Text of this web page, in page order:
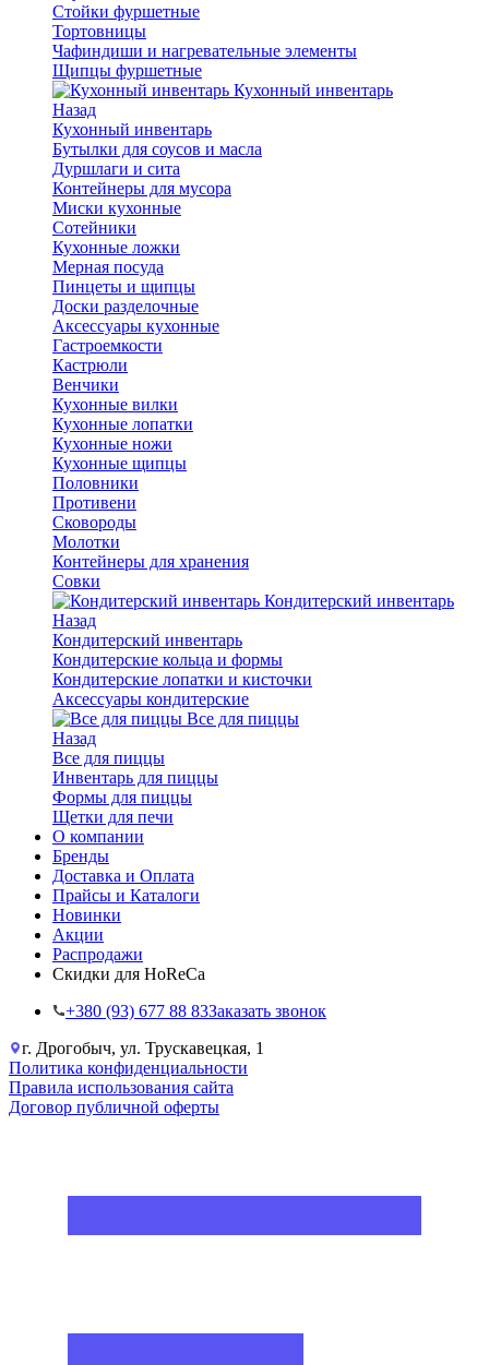
Стойки фуршетные
Тортовницы
Чафиндиши и нагревательные элементы
Щипцы фуршетные
Кухонный инвентарь
Назад
Кухонный инвентарь
Бутылки для соусов и масла
Дуршлаги и сита
Контейнеры для мусора
Миски кухонные
Сотейники
Кухонные ложки
Мерная посуда
Пинцеты и щипцы
Доски разделочные
Аксессуары кухонные
Гастроемкости
Кастрюли
Венчики
Кухонные вилки
Кухонные лопатки
Кухонные ножи
Кухонные щипцы
Половники
Противени
Сковороды
Молотки
Контейнеры для хранения
Совки
Кондитерский инвентарь
Назад
Кондитерский инвентарь
Кондитерские кольца и формы
Кондитерские лопатки и кисточки
Аксессуары кондитерские
Все для пиццы
Назад
Все для пиццы
Инвентарь для пиццы
Формы для пиццы
Щетки для печи
О компании
Бренды
Доставка и Оплата
Прайсы и Каталоги
Новинки
Акции
Распродажи
Скидки для HoReCa
+38‎0 (93) 677 88 83Заказать звонок
г. Дрогобыч, ул. Трускавецкая, 1
Политика конфиденциальности
Правила использования сайта
Договор публичной оферты